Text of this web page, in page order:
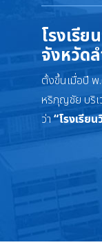
โรงเรี
จังหวัด
ตั้งขึ้นเมื่อปี พ
หริภุญชัย บริ
ว่า“โรงเรีย